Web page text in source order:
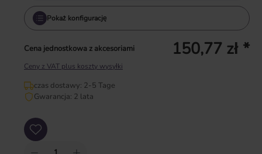
Pokaż konfigurację
Cena jednostkowa z akcesoriami 150,77 zł *
Ceny z VAT plus koszty wysyłki
czas dostawy: 2-5 Tage
Gwarancja: 2 lata
Ilość produktu: Wprowadź żądaną ilość lub użyj przycisków, aby zwiększyć lub